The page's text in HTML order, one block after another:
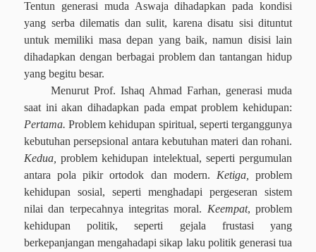
Tentun generasi muda Aswaja dihadapkan pada kondisi
yang serba dilematis dan sulit, karena disatu sisi dituntut
untuk memiliki masa depan yang baik, namun disisi lain
dihadapkan dengan berbagai problem dan tantangan hidup
yang begitu besar.
Menurut Prof. Ishaq Ahmad Farhan, generasi muda
saat ini akan dihadapkan pada empat problem kehidupan:
Pertama.Problem kehidupan spiritual, seperti terganggunya
kebutuhan persepsional antara kebutuhan materi dan rohani.
Kedua,problem kehidupan intelektual, seperti pergumulan
antara pola pikir ortodok dan modern. Ketiga,problem
kehidupan sosial, seperti menghadapi pergeseran sistem
nilai dan terpecahnya integritas moral. Keempat, problem
kehidupan politik, seperti gejala frustasi yang
berkepanjangan mengahadapi sikap laku politik generasi tua